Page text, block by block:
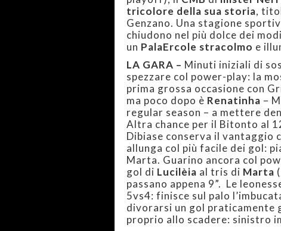
tricolore della sua storia,
Genzano. Una stagione
chiudono nel più dolce dei
un PalaErcole stracolmo e
LA GARA – Minuti iniziali di
spezzare col power-play: la
prima grossa occasione con
ma poco dopo è Renatinha –
regular season – a mettere
Altra chance per il Bitonto al
Dibiase conserva il vantaggio
allunga col più facile dei gol:
Marta. Guarino ancora col
gol di Lucilèia al tris di Marta
passano appena 9”. Le
5vs4: finisce sul palo
divorarsi un gol
proprio allo scadere: sinistro